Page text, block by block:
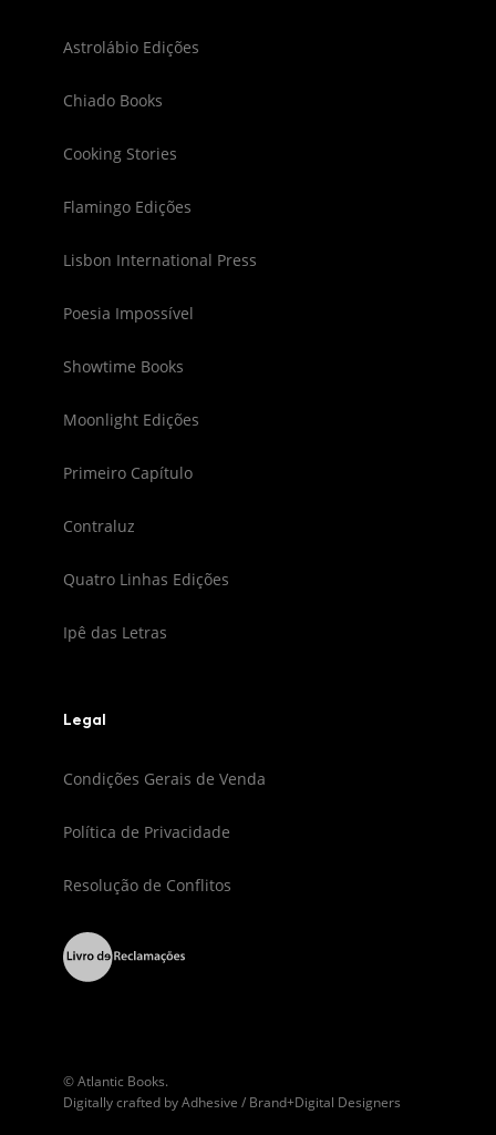
Astrolábio Edições
Chiado Books
Cooking Stories
Flamingo Edições
Lisbon International Press
Poesia Impossível
Showtime Books
Moonlight Edições
Primeiro Capítulo
Contraluz
Quatro Linhas Edições
Ipê das Letras
Legal
Condições Gerais de Venda
Política de Privacidade
Resolução de Conflitos
© Atlantic Books.
Digitally crafted byAdhesive / Brand+Digital Designers